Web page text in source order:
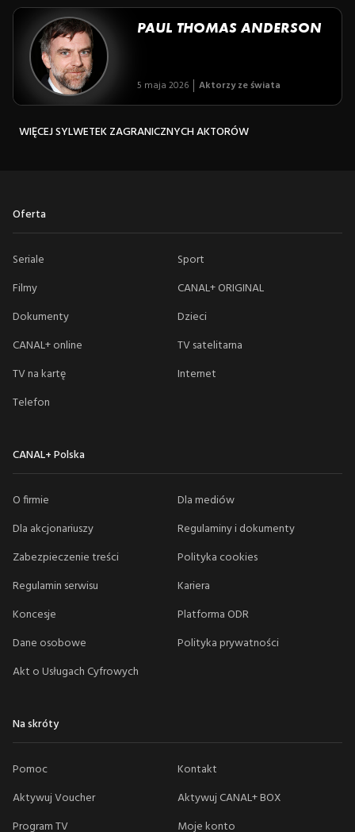
PAUL THOMAS ANDERSON
5 maja 2026 Aktorzy ze świata
WIĘCEJ SYLWETEK ZAGRANICZNYCH AKTORÓW
Oferta
Seriale
Sport
Filmy
CANAL+ ORIGINAL
Dokumenty
Dzieci
CANAL+ online
TV satelitarna
TV na kartę
Internet
Telefon
CANAL+ Polska
O firmie
Dla mediów
Dla akcjonariuszy
Regulaminy i dokumenty
Zabezpieczenie treści
Polityka cookies
Regulamin serwisu
Kariera
Koncesje
Platforma ODR
Dane osobowe
Polityka prywatności
Akt o Usługach Cyfrowych
Na skróty
Pomoc
Kontakt
Aktywuj Voucher
Aktywuj CANAL+ BOX
Program TV
Moje konto